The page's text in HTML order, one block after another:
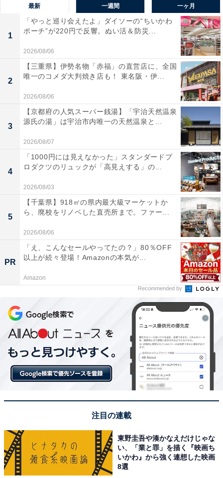
最新 一週間 一ヶ月
1
「やっと巡り会えたよ」ダイソーの“ちいかわ
ポーチ”が220円で反響。ぬい活＆防災...
2026/08/06
2
【三重県】伊勢名物「赤福」の直営店に、全国
唯一のコメダ大判焼き店も！ 東名阪・伊...
2026/08/06
3
【京都府の人気スーパー銭湯】「宇治天然温泉
源氏の湯」は宇治市内唯一の天然温泉と...
2026/08/07
4
「1000円には見えなかった」スタンダードプ
ロダクツのリュックが「高見えする」の...
2026/08/03
5
【千葉県】918㎡の県内最大級マーケットか
ら、廃校をリノベした直売所まで。ファー...
2026/08/06
PR
「え、こんなセールやってたの？」80％OFF
以上が続々登場！Amazonの本気が...
Amazon
Recommended by
注目の連載
東野圭吾や湊かなえだけじゃな
い、「業と罪」を描く『映画ち
いかわ』から強く連想した映画
8選